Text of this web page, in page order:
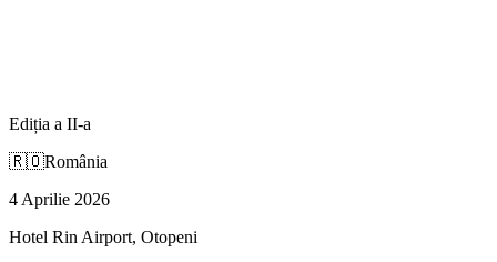
Ediția a II-a
🇷🇴România
4 Aprilie 2026
Hotel Rin Airport, Otopeni